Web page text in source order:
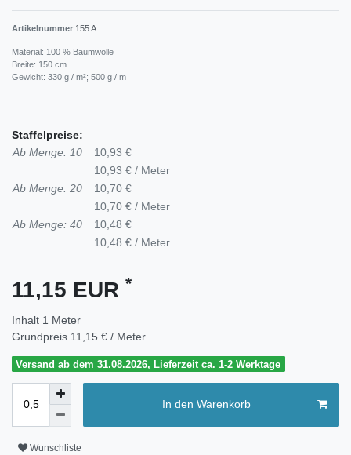
Artikelnummer 155 A
Material: 100 % Baumwolle
Breite: 150 cm
Gewicht: 330 g / m²; 500 g / m
Staffelpreise:
Ab Menge: 10
10,93 €
10,93 € / Meter
Ab Menge: 20
10,70 €
10,70 € / Meter
Ab Menge: 40
10,48 €
10,48 € / Meter
11,15 EUR *
Inhalt 1 Meter
Grundpreis 11,15 € / Meter
Versand ab dem 31.08.2026, Lieferzeit ca. 1-2 Werktage
In den Warenkorb
Wunschliste